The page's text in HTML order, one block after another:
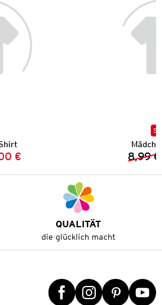
Preis:
Preis:
€ 8,99 €
QUALITÄT
die glücklich macht